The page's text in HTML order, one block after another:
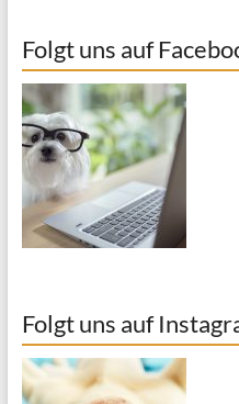
Folgt uns auf
Folgt uns auf